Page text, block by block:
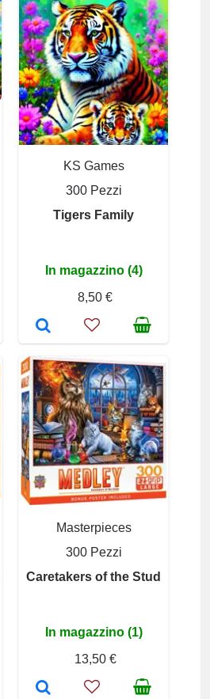
KS Games
300 Pezzi
Tigers Family
In magazzino (4)
8,50 €
Masterpieces
300 Pezzi
Caretakers of the Stud
In magazzino (1)
13,50 €